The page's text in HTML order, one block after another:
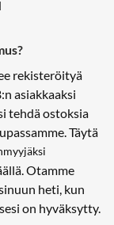
rekisteröityä
asiakkaaksi
tehdä ostoksia
Täytä
Otamme
heti, kun
on hyväksytty.